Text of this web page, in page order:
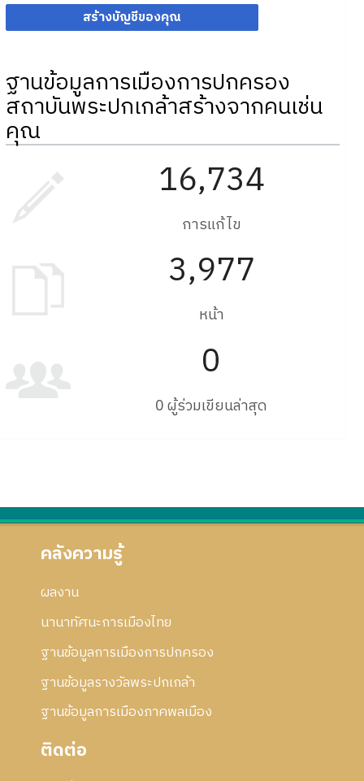
สร้างบัญชีของคุณ
ฐานข้อมูลการเมืองการปกครอง
สถาบันพระปกเกล้าสร้างจากคนเช่น
คุณ
16,734
การแก้ไข
3,977
หน้า
0
0 ผู้ร่วมเขียนล่าสุด
คลังความรู้
ผลงาน
นานาทัศนะการเมืองไทย
ฐานข้อมูลการเมืองการปกครอง
ฐานข้อมูลรางวัลพระปกเกล้า
ฐานข้อมูลการเมืองภาคพลเมือง
ติดต่อ